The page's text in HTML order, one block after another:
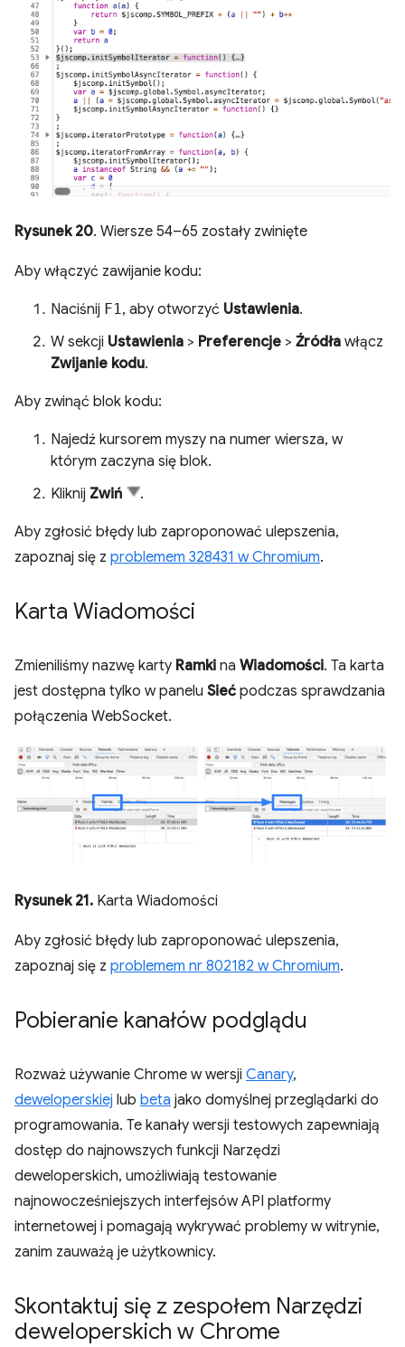
Rysunek 20. Wiersze 54–65 zostały zwinięte
Aby włączyć zawijanie kodu:
Naciśnij F1, aby otworzyć Ustawienia.
W sekcji Ustawienia > Preferencje > Źródła włącz
Zwijanie kodu.
Aby zwinąć blok kodu:
Najedź kursorem myszy na numer wiersza, w
którym zaczyna się blok.
Kliknij Zwiń .
Aby zgłosić błędy lub zaproponować ulepszenia,
zapoznaj się z problemem 328431 w Chromium.
Karta Wiadomości
Zmieniliśmy nazwę karty Ramki na Wiadomości. Ta karta
jest dostępna tylko w panelu Sieć podczas sprawdzania
połączenia WebSocket.
Rysunek 21. Karta Wiadomości
Aby zgłosić błędy lub zaproponować ulepszenia,
zapoznaj się z problemem nr 802182 w Chromium.
Pobieranie kanałów podglądu
Rozważ używanie Chrome w wersji Canary,
deweloperskiej lub beta jako domyślnej przeglądarki do
programowania. Te kanały wersji testowych zapewniają
dostęp do najnowszych funkcji Narzędzi
deweloperskich, umożliwiają testowanie
najnowocześniejszych interfejsów API platformy
internetowej i pomagają wykrywać problemy w witrynie,
zanim zauważą je użytkownicy.
Skontaktuj się z zespołem Narzędzi
deweloperskich w Chrome